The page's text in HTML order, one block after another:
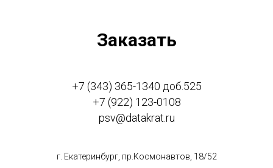
Заказать
+7 (343) 365-1340 доб.525
+7 (922) 123-0108
psv@datakrat.ru
г. Екатеринбург, пр.Космонавтов, 18/52